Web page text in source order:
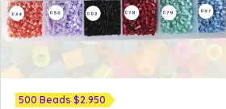
500 Beads $2.950